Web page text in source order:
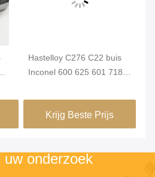
Hastelloy C276 C22 buis
Inconel 600 625 601 718
staal buis Monel 400 K500
Krijg Beste Prijs
uw onderzoek